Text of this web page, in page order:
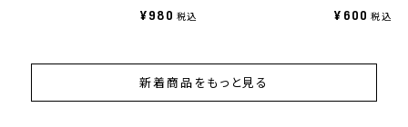
¥980
¥600
新着商品をもっと見る